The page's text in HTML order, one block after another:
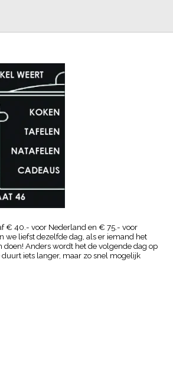
€ 40.- voor Nederland en € 75.- voor
we liefst dezelfde dag, als er iemand het
doen! Anders wordt het de volgende dag op
iets langer, maar zo snel mogelijk